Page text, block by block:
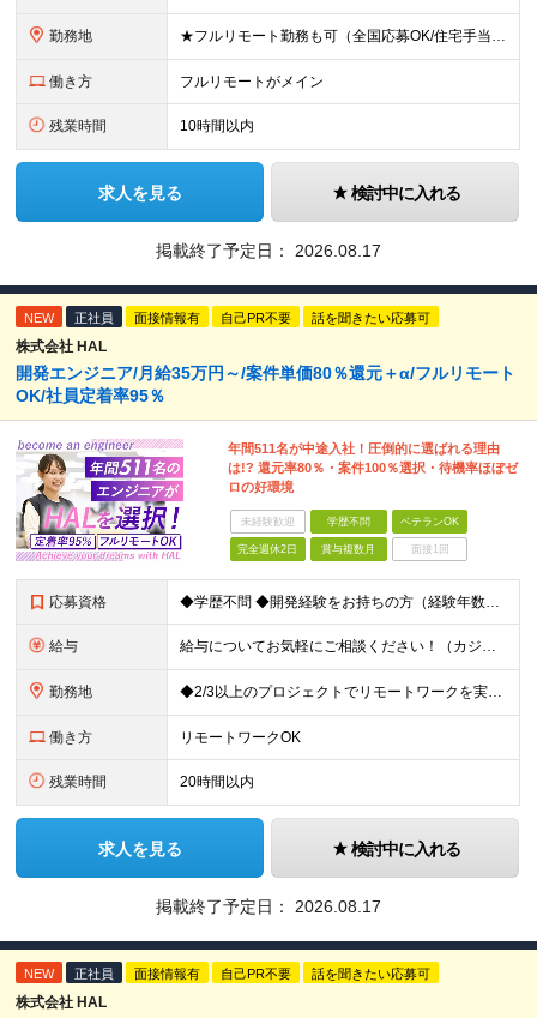
勤務地 ★フルリモート勤務も可（全国応募OK/住宅手当を支給します） ※案件によって常駐が必要になる場合があります。 ※希望がない限り、転勤はありません ※U・Iターン歓迎 ★ルトラの社員は全国各地で活躍中
働き方 フルリモートがメイン
残業時間 10時間以内
求人を見る 検討中に入れる
掲載終了予定日： 2026.08.17
NEW 正社員 面接情報有 自己PR不要 話を聞きたい応募可
株式会社 HAL
開発エンジニア/月給35万円～/案件単価80％還元＋α/フルリモート
OK/社員定着率95％
年間511名が中途入社！圧倒的に選ばれる理由
は!? 還元率80％・案件100％選択・待機率ほぼゼ
ロの好環境
未経験歓迎 学歴不問 ベテランOK
完全週休2日 賞与複数月 面接1回
応募資格 ◆学歴不問 ◆開発経験をお持ちの方（経験年数不問） ＜こんな方は大歓迎！＞ ◎今の収入をもっと増やしたい ◎もっと上流の案件で活躍したい ◎将来のキャリアにつながる案件に携わりたい ◎自分のやりたい
給与 給与についてお気軽にご相談ください！（カジュアル面談可能） 月給35万円～＋各種手当＋賞与2回 ※固定残業代は、時間外労働の有無に関わらず40時間分を87,500円～支給 ※超過分は別途支給 ※試用
勤務地 ◆2/3以上のプロジェクトでリモートワークを実施中！ ≪自社拠点≫ ・東京本社／東京都千代田区丸の内二丁目6番1号 丸の内パークビルディング6階 ・関西支社／⼤阪府⼤阪市中央区安⼟町2-3-13 ⼤
働き方 リモートワークOK
残業時間 20時間以内
求人を見る 検討中に入れる
掲載終了予定日： 2026.08.17
NEW 正社員 面接情報有 自己PR不要 話を聞きたい応募可
株式会社 HAL